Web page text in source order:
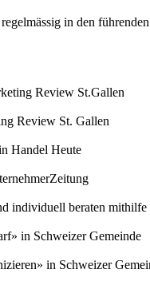
in den
Review St.Gallen
Review St. Gallen
Handel Heute
individuell beraten
in Schweizer Gemeinde
in Schweizer